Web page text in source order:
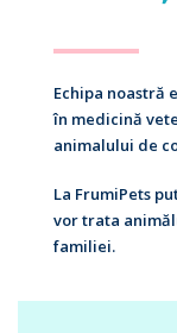
Echipa noastră
în medicină
animalului de
La FrumiPets
vor trata
familiei.